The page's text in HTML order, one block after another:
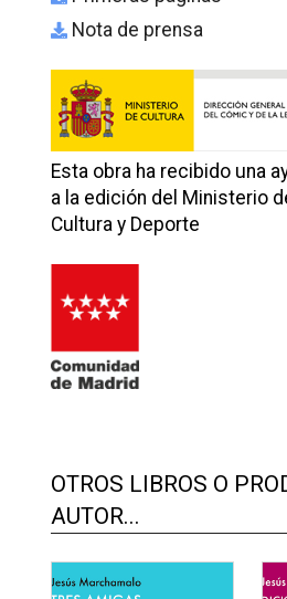
Nota de prensa
Esta obra ha recibido una
a la edición del Ministerio
Cultura y Deporte
OTROS LIBROS O
AUTOR...